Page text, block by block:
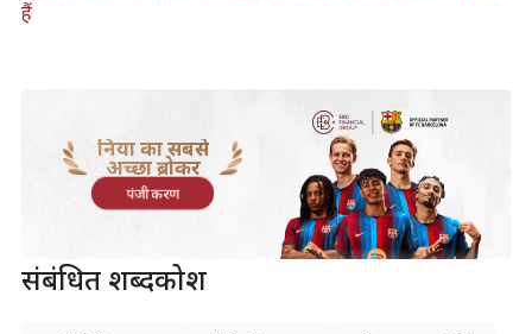
हैं
दुनिया का सबसे
अच्छा ब्रोकर
पंजीकरण
संबंधित शब्दकोश